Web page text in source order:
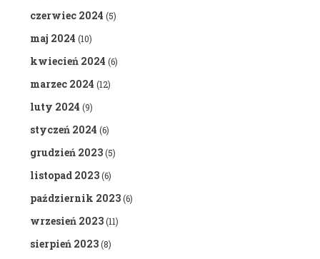
czerwiec 2024 (5)
maj 2024 (10)
kwiecień 2024 (6)
marzec 2024 (12)
luty 2024 (9)
styczeń 2024 (6)
grudzień 2023(5)
listopad 2023(6)
październik 2023(6)
wrzesień 2023(11)
sierpień 2023(8)